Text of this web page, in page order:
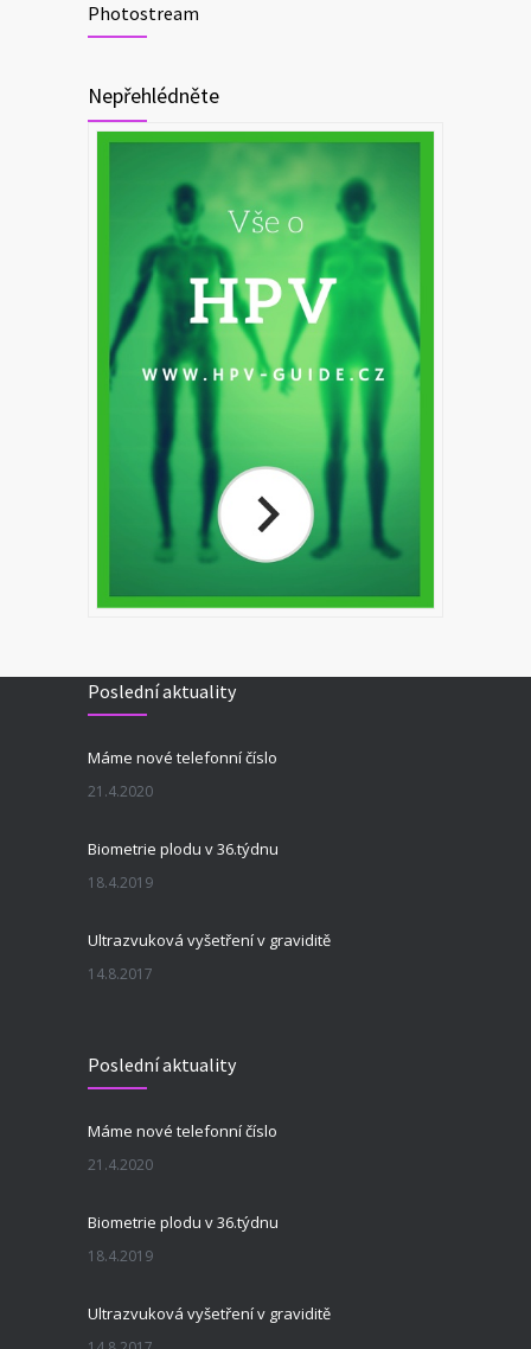
Photostream
Nepřehlédněte
Poslední aktuality
Máme nové telefonní číslo
21.4.2020
Biometrie plodu v 36.týdnu
18.4.2019
Ultrazvuková vyšetření v graviditě
14.8.2017
Poslední aktuality
Máme nové telefonní číslo
21.4.2020
Biometrie plodu v 36.týdnu
18.4.2019
Ultrazvuková vyšetření v graviditě